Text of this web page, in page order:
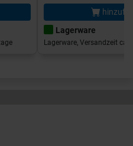
Lagerware
Lagerware, Versandzeit ca.